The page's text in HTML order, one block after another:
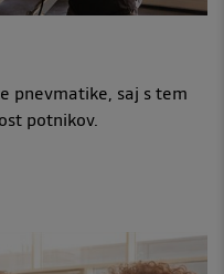
pnevmatike, saj s tem
potnikov.